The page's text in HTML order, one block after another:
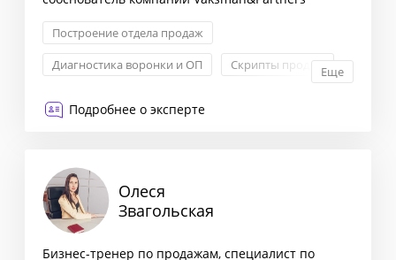
Построение отдела продаж
Диагностика воронки и ОП
Скрипты продажЕще
Подробнее о эксперте
Олеся
Звагольская
Бизнес-тренер по продажам, специалист по